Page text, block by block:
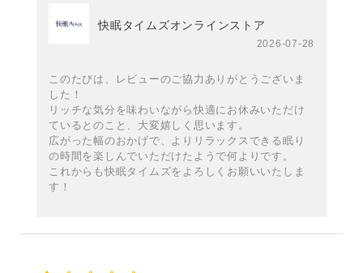
快眠タイムズオンラインストア
2026-07-28
このたびは、レビューのご協力ありがとうございま
した！
リッチな気分を味わいながら快適にお休みいただけ
ているとのこと、大変嬉しく思います。
広がった幅のおかげで、よりリラックスできる眠り
の時間を楽しんでいただけたようで何よりです。
これからも快眠タイムズをよろしくお願いいたしま
す！